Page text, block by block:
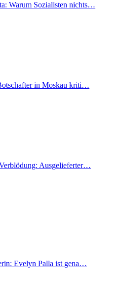
Warum Sozialisten nichts…
in Moskau kriti…
Ausgelieferter…
Evelyn Palla ist gena…